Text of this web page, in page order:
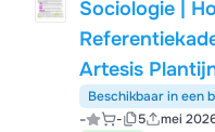
Sociologie |
Artesis
Beschikbaar in een
- - 5 mei